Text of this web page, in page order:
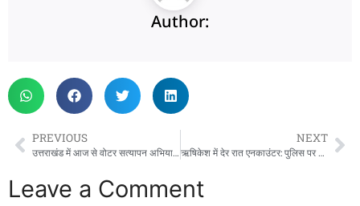
Author:
PREVIOUS
उत्तराखंड में आज से वोटर सत्यापन अभियान शुरू, घर-घर पहुंचेंगे बीएलओ
NEXT
ऋषिकेश में देर रात एनकाउंटर: पुलिस पर फायरिंग करने वाले दो बदमाश गोली लगने के बाद गिरफ्तार
Leave a Comment